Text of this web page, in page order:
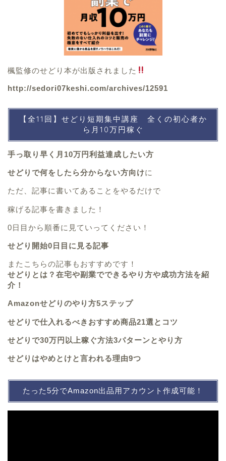
楓監修のせどり本が出版されました
http://sedori07keshi.com/archives/12591
【全11回】せどり短期集中講座 全くの初心者か
ら月10万円稼ぐ
手っ取り早く月10万円利益達成したい方
せどりで何をしたら分からない方向けに
ただ、記事に書いてあることをやるだけで
稼げる記事を書きました！
0日目から順番に見ていってください！
せどり開始0日目に見る記事
またこちらの記事もおすすめです！
せどりとは？在宅や副業でできるやり方や成功方法を紹
介！
Amazonせどりのやり方5ステップ
せどりで仕入れるべきおすすめ商品21選とコツ
せどりで30万円以上稼ぐ方法3パターンとやり方
せどりはやめとけと言われる理由9つ
たった5分でAmazon出品用アカウント作成可能！